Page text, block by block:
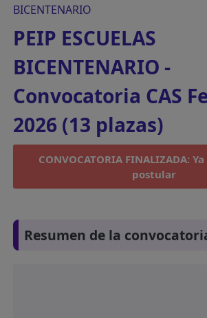
BICENTENARIO
PEIP ESCUELAS
BICENTENARIO -
Convocatoria CAS
2026 (13 plazas)
CONVOCATORIA FINALIZADA:
postular
Resumen de la